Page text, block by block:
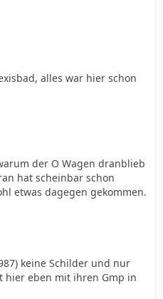
alles war hier schon
der O Wagen dranblieb
hat scheinbar schon
etwas dagegen gekommen.
keine Schilder und nur
hier eben mit ihren Gmp in